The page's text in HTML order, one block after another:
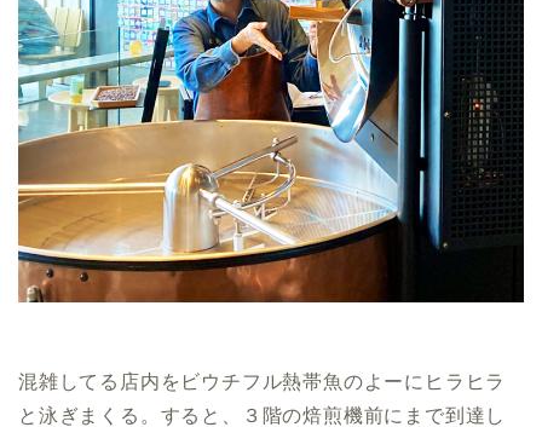
混雑してる店内をビウチフル熱帯魚のよーにヒラヒラ
と泳ぎまくる。すると、３階の焙煎機前にまで到達し